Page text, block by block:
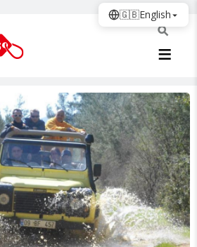
🇬🇧English